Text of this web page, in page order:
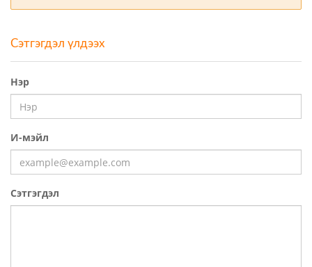
Сэтгэгдэл үлдээх
Нэр
И-мэйл
Сэтгэгдэл